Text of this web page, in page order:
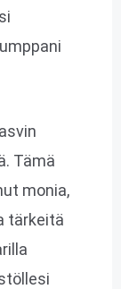
Tämä
monia,
tärkeitä